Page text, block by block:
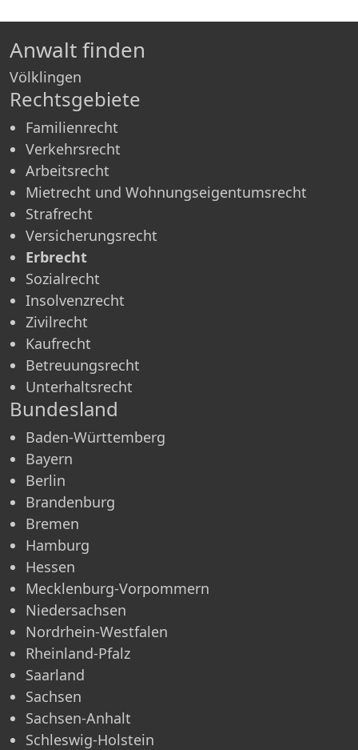
Anwalt finden
Völklingen
Rechtsgebiete
Familienrecht
Verkehrsrecht
Arbeitsrecht
Mietrecht und Wohnungseigentumsrecht
Strafrecht
Versicherungsrecht
Erbrecht
Sozialrecht
Insolvenzrecht
Zivilrecht
Kaufrecht
Betreuungsrecht
Unterhaltsrecht
Bundesland
Baden-Württemberg
Bayern
Berlin
Brandenburg
Bremen
Hamburg
Hessen
Mecklenburg-Vorpommern
Niedersachsen
Nordrhein-Westfalen
Rheinland-Pfalz
Saarland
Sachsen
Sachsen-Anhalt
Schleswig-Holstein